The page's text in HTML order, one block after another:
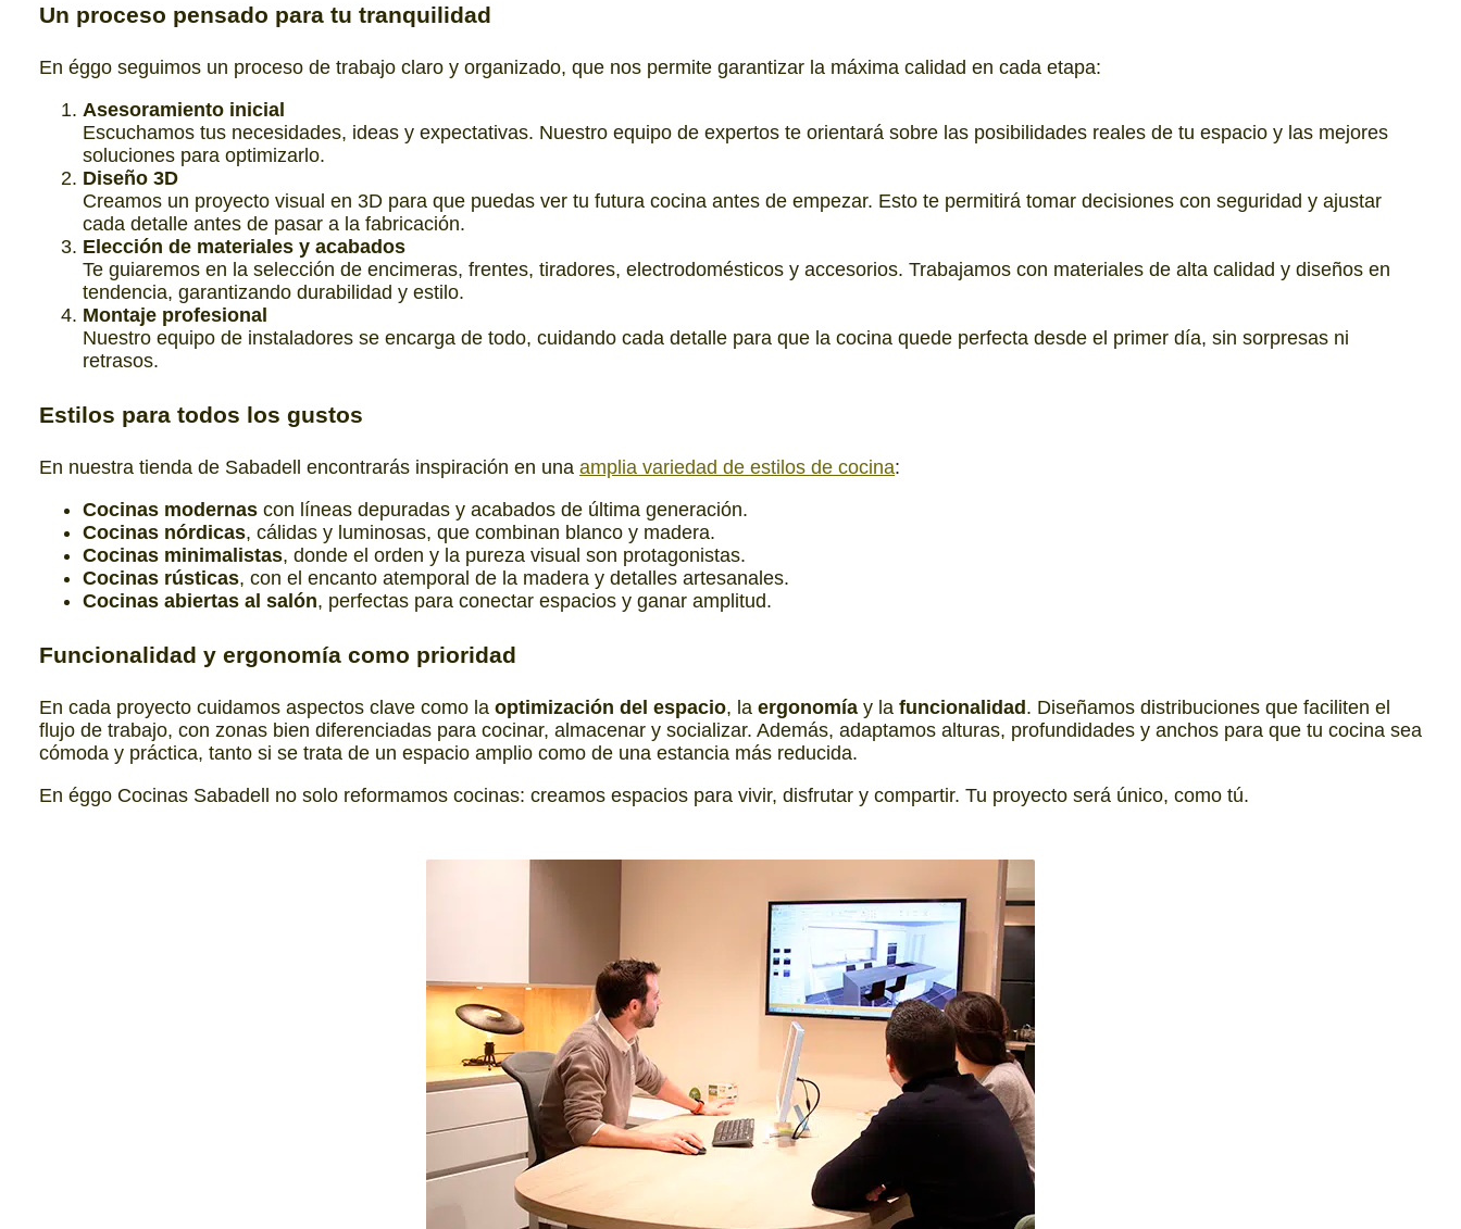
Un proceso pensado para tu tranquilidad
En éggo seguimos un proceso de trabajo claro y organizado, que nos permite garantizar la máxima calidad en cada etapa:
Asesoramiento inicial
Escuchamos tus necesidades, ideas y expectativas. Nuestro equipo de expertos te orientará sobre las posibilidades reales de tu espacio y las mejores
soluciones para optimizarlo.
Diseño 3D
Creamos un proyecto visual en 3D para que puedas ver tu futura cocina antes de empezar. Esto te permitirá tomar decisiones con seguridad y ajustar
cada detalle antes de pasar a la fabricación.
Elección de materiales y acabados
Te guiaremos en la selección de encimeras, frentes, tiradores, electrodomésticos y accesorios. Trabajamos con materiales de alta calidad y diseños en
tendencia, garantizando durabilidad y estilo.
Montaje profesional
Nuestro equipo de instaladores se encarga de todo, cuidando cada detalle para que la cocina quede perfecta desde el primer día, sin sorpresas ni
retrasos.
Estilos para todos los gustos
En nuestra tienda de Sabadell encontrarás inspiración en una amplia variedad de estilos de cocina:
Cocinas modernas con líneas depuradas y acabados de última generación.
Cocinas nórdicas, cálidas y luminosas, que combinan blanco y madera.
Cocinas minimalistas, donde el orden y la pureza visual son protagonistas.
Cocinas rústicas, con el encanto atemporal de la madera y detalles artesanales.
Cocinas abiertas al salón, perfectas para conectar espacios y ganar amplitud.
Funcionalidad y ergonomía como prioridad
En cada proyecto cuidamos aspectos clave como la optimización del espacio, la ergonomía y la funcionalidad . Diseñamos distribuciones que faciliten el
flujo de trabajo, con zonas bien diferenciadas para cocinar, almacenar y socializar. Además, adaptamos alturas, profundidades y anchos para que tu cocina sea
cómoda y práctica, tanto si se trata de un espacio amplio como de una estancia más reducida.
En éggo Cocinas Sabadell no solo reformamos cocinas: creamos espacios para vivir, disfrutar y compartir. Tu proyecto será único, como tú.